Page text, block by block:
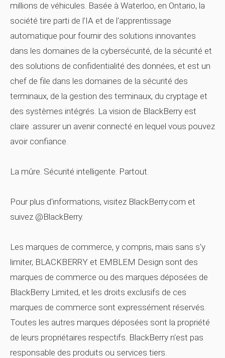
millions de véhicules. Basée à Waterloo, en Ontario, la
société tire parti de l'IA et de l'apprentissage
automatique pour fournir des solutions innovantes
dans les domaines de la cybersécurité, de la sécurité et
des solutions de confidentialité des données, et est un
chef de file dans les domaines de la sécurité des
terminaux, de la gestion des terminaux, du cryptage et
des systèmes intégrés. La vision de BlackBerry est
claire :assurer un avenir connecté en lequel vous pouvez
avoir confiance.
La mûre. Sécurité intelligente. Partout.
Pour plus d'informations, visitez BlackBerry.com et
suivez @BlackBerry.
Les marques de commerce, y compris, mais sans s'y
limiter, BLACKBERRY et EMBLEM Design sont des
marques de commerce ou des marques déposées de
BlackBerry Limited, et les droits exclusifs de ces
marques de commerce sont expressément réservés.
Toutes les autres marques déposées sont la propriété
de leurs propriétaires respectifs. BlackBerry n'est pas
responsable des produits ou services tiers.